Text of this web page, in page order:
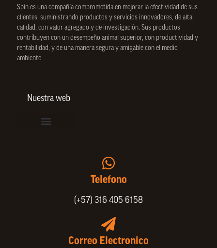
Spin es una compañía comprometida en mejorar la efectividad de sus
clientes, suministrando productos y servicios innovadores, de alta
calidad, con valor agregado y de investigación. Sus productos
contribuyen con un desempeño animal superior, con productividad y
rentabilidad, y de una manera segura y amigable con el medio
ambiente.
Nuestra web
Telefono
(+57) 316 405 6158
Correo Electronico